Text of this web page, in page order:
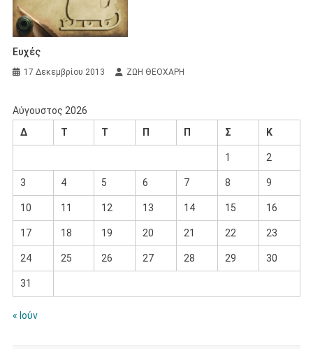
Ευχές
17 Δεκεμβρίου 2013 ΖΩΗ ΘΕΟΧΑΡΗ
Αύγουστος 2026
Δ
Τ Τ Π Π Σ Κ
1 2
3 4 5 6 7 8 9
10 11 12 13 14 15 16
17 18 19 20 21 22 23
24 25 26 27 28 29 30
31
« Ιούν